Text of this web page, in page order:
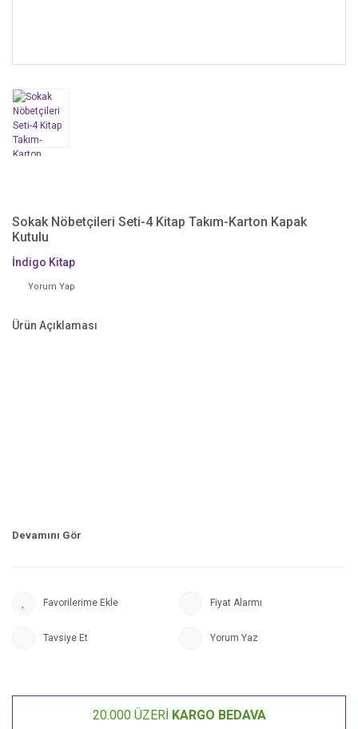
Sokak Nöbetçileri Seti-4 Kitap Takım-Karton Kapak
Kutulu
İndigo Kitap
Yorum Yap
Ürün Açıklaması
Fiyat Alarmı
Tavsiye Et Yorum Yaz
20.000 ÜZERİ KARGO BEDAVA